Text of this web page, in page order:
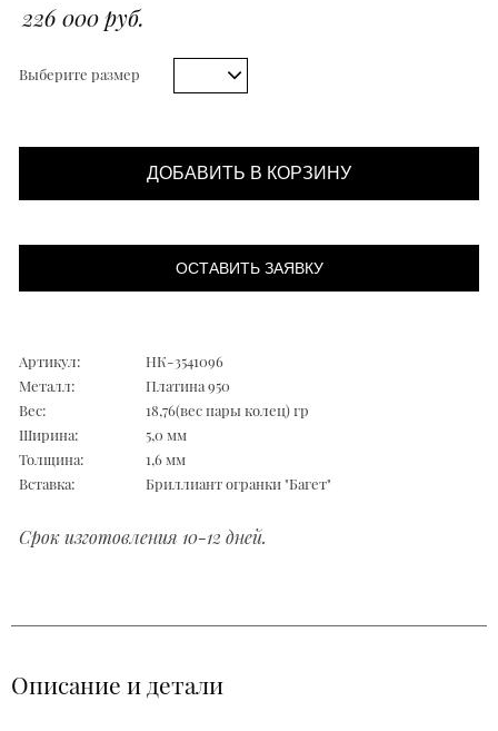
226 000 руб.
Выберите размер
ДОБАВИТЬ В КОРЗИНУ
ОСТАВИТЬ ЗАЯВКУ
Артикул:
НК-3541096
Металл:
Платина 950
Вес:
18,76(вес пары колец) гр
Ширина:
5,0 мм
Толщина:
1,6 мм
Вставка:
Бриллиант огранки "Багет"
Срок изготовления 10-12 дней.
Описание и детали